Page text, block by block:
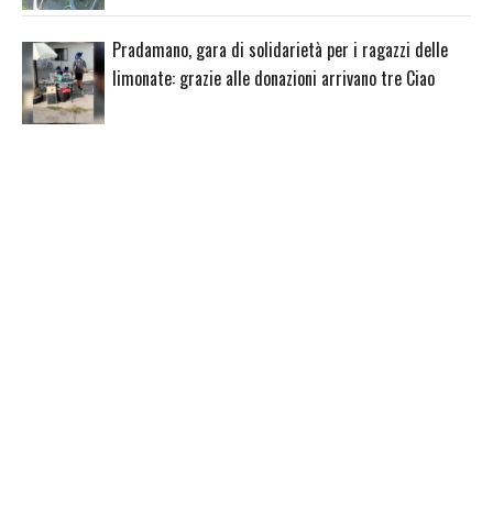
Pradamano, gara di solidarietà per i ragazzi delle
limonate: grazie alle donazioni arrivano tre Ciao